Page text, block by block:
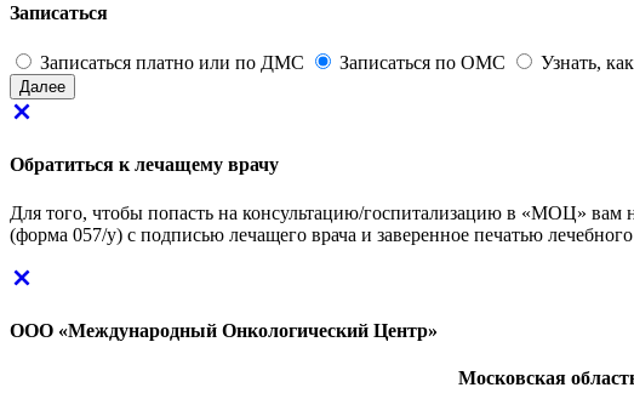
Записаться
Записаться платно или по ДМС Записаться по ОМС Узнать,
Далее
Обратиться к лечащему врачу
Для того, чтобы попасть на консультацию/госпитализацию в «МОЦ» вам
(форма 057/у) с подписью лечащего врача и заверенное печатью
ООО «Международный Онкологический Центр»
Московская